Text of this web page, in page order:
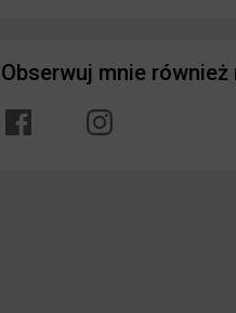
Obserwuj mnie również